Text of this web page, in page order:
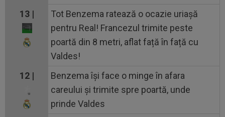
13 |
Tot Benzema ratează o ocazie uriașă
pentru Real! Francezul trimite peste
poartă din 8 metri, aflat față în față cu
Valdes!
12 |
Benzema își face o minge în afara
careului și trimite spre poartă, unde
prinde Valdes